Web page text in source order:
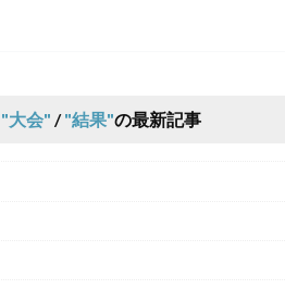
大会 / 結果 の最新記事